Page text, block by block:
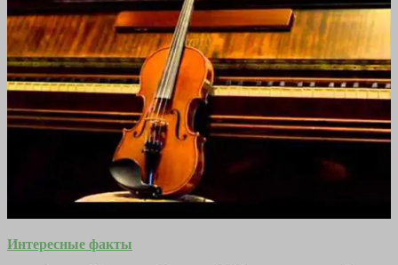
Интересные факты